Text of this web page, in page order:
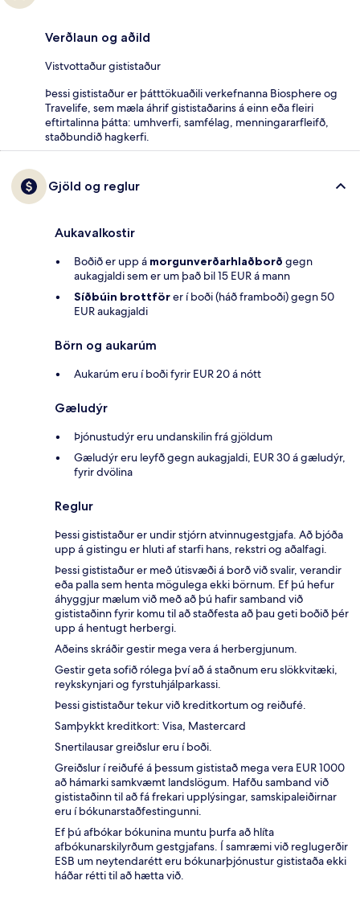
Verðlaun og aðild
Vistvottaður gististaður
Þessi gististaður er þátttökuaðili verkefnanna Biosphere og
Travelife, sem mæla áhrif gististaðarins á einn eða fleiri
eftirtalinna þátta: umhverfi, samfélag, menningararfleifð,
staðbundið hagkerfi.
Gjöld og reglur
Aukavalkostir
Boðið er upp á morgunverðarhlaðborð gegn
aukagjaldi sem er um það bil 15 EUR á mann
Síðbúin brottförer í boði (háð framboði) gegn 50
EUR aukagjaldi
Börn og aukarúm
Aukarúm eru í boði fyrir EUR 20 á nótt
Gæludýr
Þjónustudýr eru undanskilin frá gjöldum
Gæludýr eru leyfð gegn aukagjaldi, EUR 30 á gæludýr,
fyrir dvölina
Reglur
Þessi gististaður er undir stjórn atvinnugestgjafa. Að bjóða
upp á gistingu er hluti af starfi hans, rekstri og aðalfagi.
Þessi gististaður er með útisvæði á borð við svalir, verandir
eða palla sem henta mögulega ekki börnum. Ef þú hefur
áhyggjur mælum við með að þú hafir samband við
gististaðinn fyrir komu til að staðfesta að þau geti boðið þér
upp á hentugt herbergi.
Aðeins skráðir gestir mega vera á herbergjunum.
Gestir geta sofið rólega því að á staðnum eru slökkvitæki,
reykskynjari og fyrstuhjálparkassi.
Þessi gististaður tekur við kreditkortum og reiðufé.
Samþykkt kreditkort: Visa, Mastercard
Snertilausar greiðslur eru í boði.
Greiðslur í reiðufé á þessum gististað mega vera EUR 1000
að hámarki samkvæmt landslögum. Hafðu samband við
gististaðinn til að fá frekari upplýsingar, samskipaleiðirnar
eru í bókunarstaðfestingunni.
Ef þú afbókar bókunina muntu þurfa að hlíta
afbókunarskilyrðum gestgjafans. Í samræmi við reglugerðir
ESB um neytendarétt eru bókunarþjónustur gististaða ekki
háðar rétti til að hætta við.